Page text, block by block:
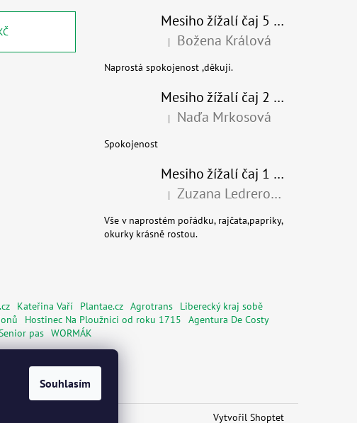
Souhlasím
Mesiho žížalí čaj 5 l - Přírodní organické hnojivo 100% nature
Hodnocení produktu je 5 z 5 hvězdiček.
| Božena Králová
Naprostá spokojenost ,děkuji.
Mesiho žížalí čaj 2 l - Přírodní organické hnojivo 100% nature - recyklovaný obal
Hodnocení produktu je 5 z 5 hvězdiček.
| Naďa Mrkosová
Spokojenost
Mesiho žížalí čaj 1 l - Univerzální organické hnojivo
Hodnocení produktu je 5 z 5 hvězdiček.
| Zuzana Ledrerová
Vše v naprostém pořádku, rajčata,papriky,
okurky krásně rostou.
Kateřina Vaří Plantae.cz Agrotrans
Liberecký kraj sobě
Hostinec Na Ploužnici od roku 1715
Agentura De Costy
pas WORMÁK
Vytvořil Shoptet